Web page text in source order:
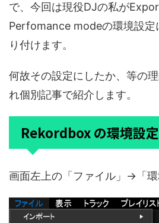
で、今回は現役DJの私が
Perfomance modeの環境設定
り付けます。
何故その設定にしたか、等の
れ個別記事で紹介します。
Rekordbox の環境設
画面左上の「ファイル」→「環